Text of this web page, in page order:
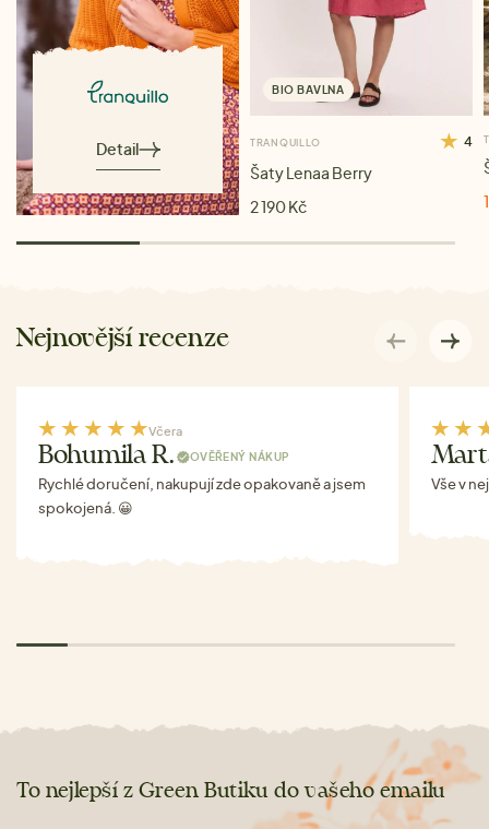
Detail
BIO BAVLNA
TRANQUILLO 4
Šaty Lenaa Berry
2 190 Kč
Nejnovější recenze
Včera
Bohumila R. OVĚŘENÝ NÁKUP
Rychlé doručení, nakupují zde opakovaně a jsem
spokojená. 😀
Vše v
To nejlepší z Green Butiku do vašeho emailu